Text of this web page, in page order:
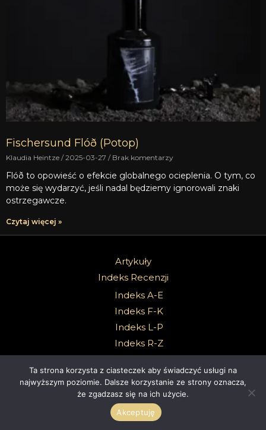
Fischersund Flóð (Potop)
Klaudia Heintze 2025-03-27 Brak komentarzy
Flóð to opowieść o efekcie globalnego ocieplenia. O tym, co
może się wydarzyć, jeśli nadal będziemy ignorowali znaki
ostrzegawcze.
Czytaj więcej »
Artykuły
Indeks Recenzji
Indeks A-E
Indeks F-K
Indeks L-P
Indeks R-Z
O mnie
Kontakt
Polecane perfumerie
Ta strona korzysta z ciasteczek aby świadczyć usługi na
najwyższym poziomie. Dalsze korzystanie ze strony oznacza,
że zgadzasz się na ich użycie.
Akceptuję